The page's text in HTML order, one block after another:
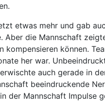
etwas mehr und gab
Aber die Mannschaft
kompensieren können.
her war.
auch gerade in
beeindruckende
der Mannschaft Impulse